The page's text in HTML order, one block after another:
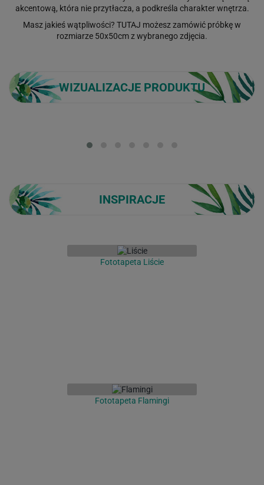
akcentową, która nie przytłacza, a podkreśla charakter wnętrza.
Masz jakieś wątpliwości? TUTAJ możesz zamówić próbkę w
rozmiarze 50x50cm z wybranego zdjęcia.
WIZUALIZACJE PRODUKTU
INSPIRACJE
Fototapeta Liście
Fototapeta Flamingi